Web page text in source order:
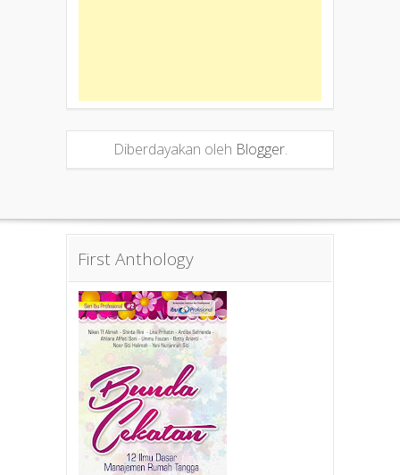
Diberdayakan oleh Blogger.
First Anthology